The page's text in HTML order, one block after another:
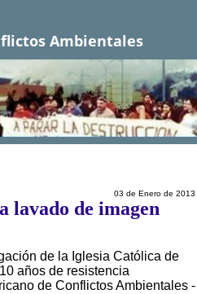
Ambientales
03 de Enero de 2013
lavado de imagen
de la Iglesia Católica de
años de resistencia
de Conflictos Ambientales -